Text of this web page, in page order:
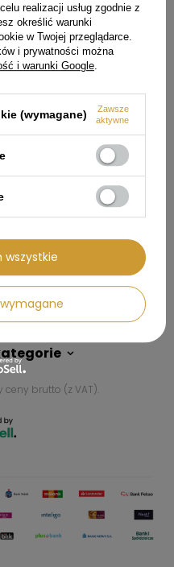
produkt
od umowy
produkt
brutto (z VAT).
realizacji usług zgodnie z
określić warunki
w Twojej przeglądarce.
i prywatności można
i warunki Google
(wymagane)
Zawsze
aktywne
wszystkie